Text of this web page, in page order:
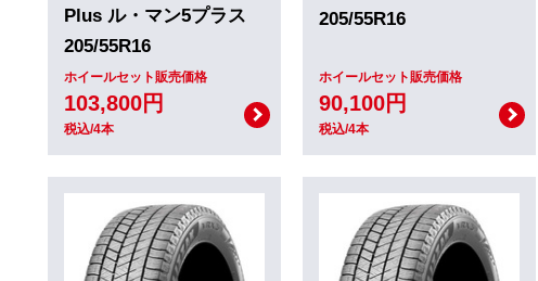
Plus ル・マン5プラス
205/55R16
ホイールセット販売価格
103,800円
税込/4本
205/55R16
ホイールセット販売価格
90,100円
税込/4本